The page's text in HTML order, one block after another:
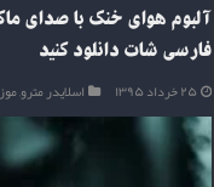
آلبوم هوای خنک با صدای
فارسی شات دانلود کنید
۲۵ خرداد ۱۳۹۵ اسلایدر مترو,